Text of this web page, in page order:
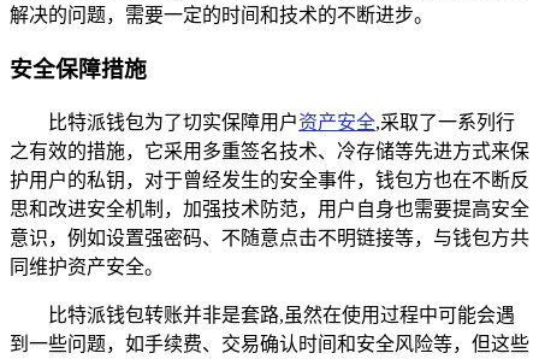
解决的问题，需要一定的时间和技术的不断进步。
安全保障措施
比特派钱包为了切实保障用户资产安全,采取了一系列行
之有效的措施，它采用多重签名技术、冷存储等先进方式来保
护用户的私钥，对于曾经发生的安全事件，钱包方也在不断反
思和改进安全机制，加强技术防范，用户自身也需要提高安全
意识，例如设置强密码、不随意点击不明链接等，与钱包方共
同维护资产安全。
比特派钱包转账并非是套路,虽然在使用过程中可能会遇
到一些问题，如手续费、交易确认时间和安全风险等，但这些